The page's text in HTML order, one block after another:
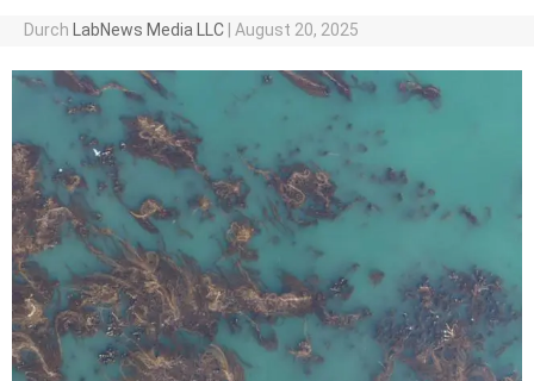
Durch LabNews Media LLC August 20, 2025